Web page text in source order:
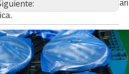
maquinaria de precisión,
multiusos VCI